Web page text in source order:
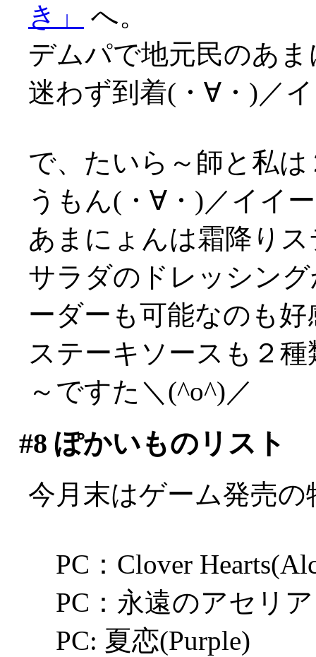
き」
へ。
デムパで地元民のあ
迷わず到着(・∀・)／
で、たいら～師と私
うもん(・∀・)／イイ
あまにょんは霜降り
サラダのドレッシン
ーダーも可能なのも好
ステーキソースも２
～ですた＼(^o^)／
#8 ぽかいものリスト
今月末はゲーム発売
PC：Clover
PC：永遠のアセリア
PC: 夏恋(Purple)